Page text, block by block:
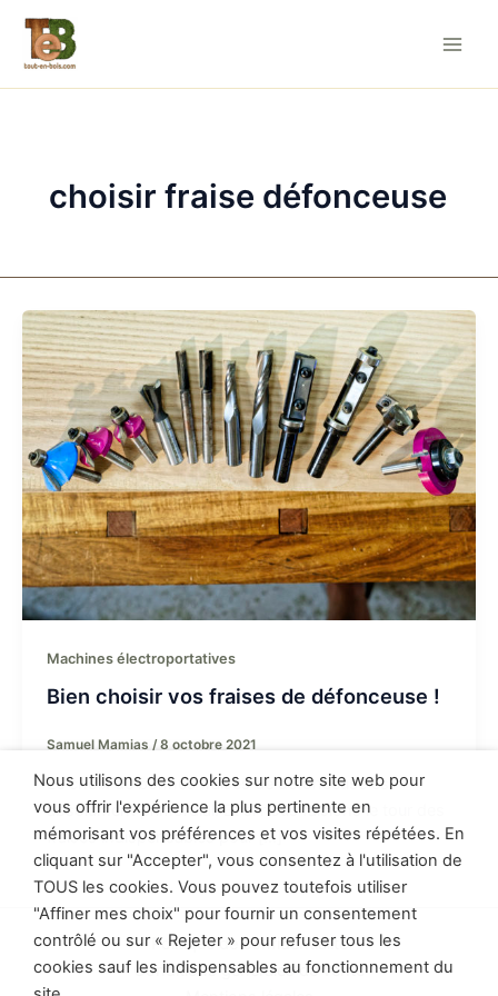
contenu
choisir fraise défonceuse
Machines électroportatives
Bien choisir vos fraises de défonceuse !
Samuel Mamias /8 octobre 2021
Le choix de bonnes fraises de défonceuse est
absolument primordial. Et si nous faisions le tour des
fraises indispensables pour […]
Politique de confidentialité
Conditions générales de vente
Nous utilisons des cookies sur notre site web pour
vous offrir l'expérience la plus pertinente en
mémorisant vos préférences et vos visites répétées. En
cliquant sur "Accepter", vous consentez à l'utilisation de
TOUS les cookies. Vous pouvez toutefois utiliser
"Affiner mes choix" pour fournir un consentement
contrôlé ou sur « Rejeter » pour refuser tous les
cookies sauf les indispensables au fonctionnement du